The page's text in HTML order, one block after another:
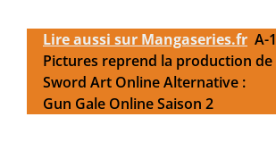
Lire aussi sur Mangaseries.fr A-1
Pictures reprend la production de
Sword Art Online Alternative :
Gun Gale Online Saison 2